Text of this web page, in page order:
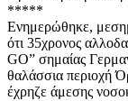
*****
Ενημερώθηκε,
ότι 35χρονος
GO” σημαίας
θαλάσσια περιοχή
έχρηζε άμεσης